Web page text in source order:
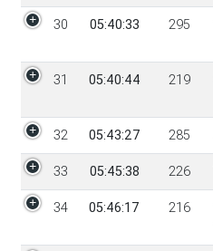
30 05:40:33 295
31 05:40:44 219
32 05:43:27 285
33 05:45:38 226
34 05:46:17 216